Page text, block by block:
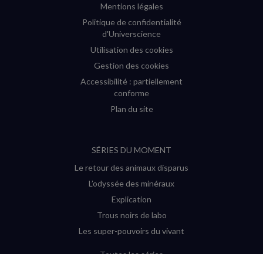
Mentions légales
Politique de confidentialité
d'Universcience
Utilisation des cookies
Gestion des cookies
Accessibilité : partiellement
conforme
Plan du site
SÉRIES DU MOMENT
Le retour des animaux disparus
L’odyssée des minéraux
Explication
Trous noirs de labo
Les super-pouvoirs du vivant